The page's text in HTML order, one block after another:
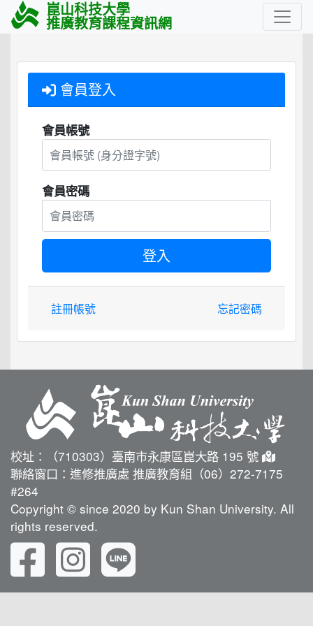
崑山科技大學
推廣教育課程資訊網
會員登入
會員帳號
會員密碼
註冊帳號 忘記密碼
校址：（710303）臺南市永康區崑大路 195 號
聯絡窗口：進修推廣處 推廣教育組（06）272-7175
#264
Copyright © since 2020 by Kun Shan University. All
rights reserved.